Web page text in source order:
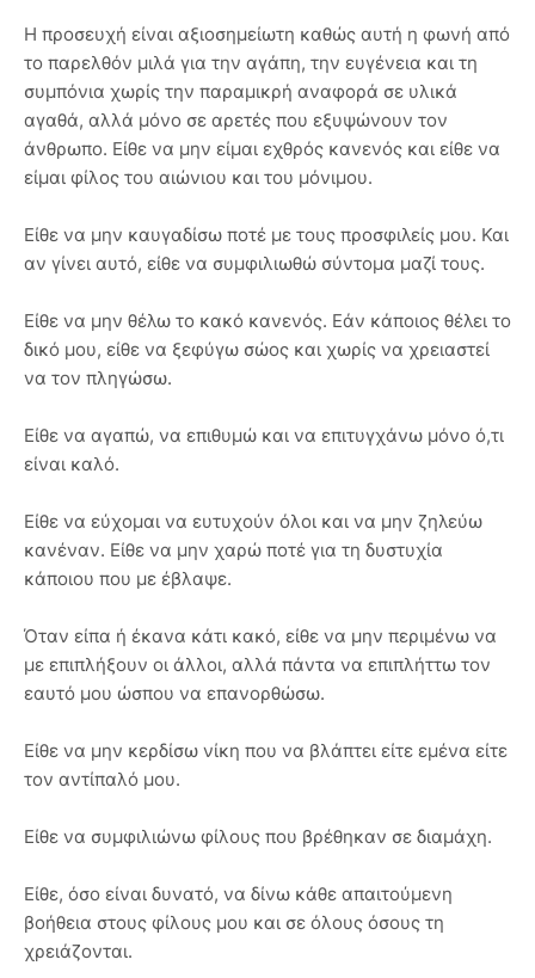
Η προσευχή είναι αξιοσημείωτη καθώς αυτή η φωνή από
το παρελθόν μιλά για την αγάπη, την ευγένεια και τη
συμπόνια χωρίς την παραμικρή αναφορά σε υλικά
αγαθά, αλλά μόνο σε αρετές που εξυψώνουν τον
άνθρωπο. Είθε να μην είμαι εχθρός κανενός και είθε να
είμαι φίλος του αιώνιου και του μόνιμου.
Είθε να μην καυγαδίσω ποτέ με τους προσφιλείς μου. Και
αν γίνει αυτό, είθε να συμφιλιωθώ σύντομα μαζί τους.
Είθε να μην θέλω το κακό κανενός. Εάν κάποιος θέλει το
δικό μου, είθε να ξεφύγω σώος και χωρίς να χρειαστεί
να τον πληγώσω.
Είθε να αγαπώ, να επιθυμώ και να επιτυγχάνω μόνο ό,τι
είναι καλό.
Είθε να εύχομαι να ευτυχούν όλοι και να μην ζηλεύω
κανέναν. Είθε να μην χαρώ ποτέ για τη δυστυχία
κάποιου που με έβλαψε.
Όταν είπα ή έκανα κάτι κακό, είθε να μην περιμένω να
με επιπλήξουν οι άλλοι, αλλά πάντα να επιπλήττω τον
εαυτό μου ώσπου να επανορθώσω.
Είθε να μην κερδίσω νίκη που να βλάπτει είτε εμένα είτε
τον αντίπαλό μου.
Είθε να συμφιλιώνω φίλους που βρέθηκαν σε διαμάχη.
Είθε, όσο είναι δυνατό, να δίνω κάθε απαιτούμενη
βοήθεια στους φίλους μου και σε όλους όσους τη
χρειάζονται.